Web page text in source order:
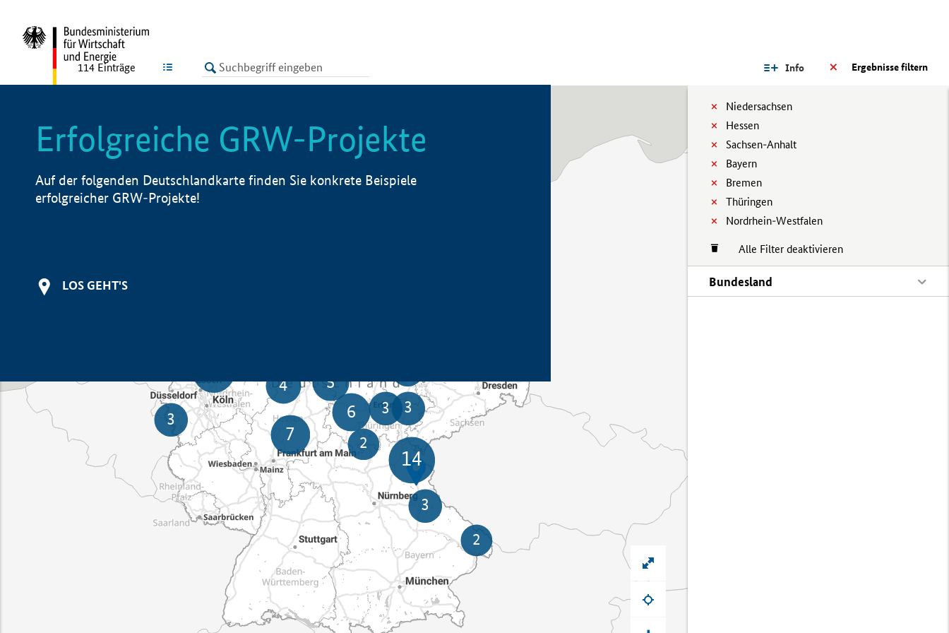
LISTE Ergebnisse filtern
Info
Niedersachsen
Hessen
Sachsen-Anhalt
Bayern
Bremen
Thüringen
Nordrhein-Westfalen
Alle Filter deaktivieren
Bundesland
114 Einträge
Erfolgreiche GRW-Projekte
Auf der folgenden Deutschlandkarte finden Sie konkrete Beispiele
erfolgreicher GRW-Projekte!
LOS GEHT'S